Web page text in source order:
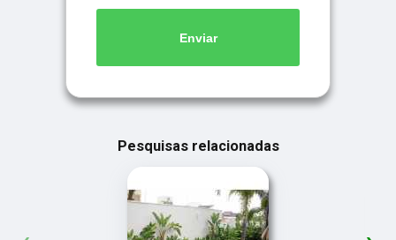
Enviar
Pesquisas relacionadas